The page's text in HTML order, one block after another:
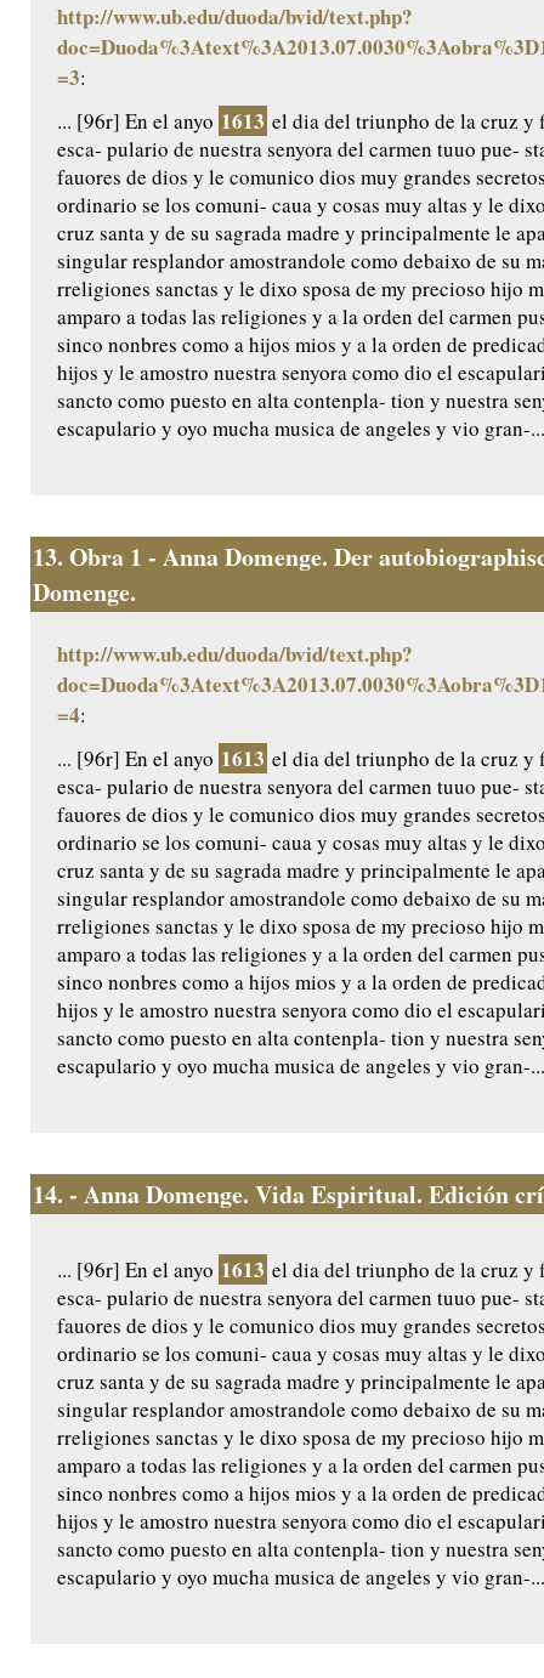
http://www.ub.edu/duoda/bvid/text.php?
=3:
... [96r] En el anyo 1613 el dia del triunpho de la cruz y
esca- pulario de nuestra senyora del carmen tuuo pue-
fauores de dios y le comunico dios muy grandes
ordinario se los comuni- caua y cosas muy altas y le
cruz santa y de su sagrada madre y principalmente le
singular resplandor amostrandole como debaixo de su
rreligiones sanctas y le dixo sposa de my precioso hijo
amparo a todas las religiones y a la orden del carmen
sinco nonbres como a hijos mios y a la orden de
hijos y le amostro nuestra senyora como dio el
sancto como puesto en alta contenpla- tion y nuestra
escapulario y oyo mucha musica de angeles y vio gran-...
13. Obra 1 - Anna Domenge. Der
Domenge.
http://www.ub.edu/duoda/bvid/text.php?
=4:
... [96r] En el anyo 1613 el dia del triunpho de la cruz y
esca- pulario de nuestra senyora del carmen tuuo pue-
fauores de dios y le comunico dios muy grandes
ordinario se los comuni- caua y cosas muy altas y le
cruz santa y de su sagrada madre y principalmente le
singular resplandor amostrandole como debaixo de su
rreligiones sanctas y le dixo sposa de my precioso hijo
amparo a todas las religiones y a la orden del carmen
sinco nonbres como a hijos mios y a la orden de
hijos y le amostro nuestra senyora como dio el
sancto como puesto en alta contenpla- tion y nuestra
escapulario y oyo mucha musica de angeles y vio gran-...
14. - Anna Domenge. Vida Espiritual. Edición
... [96r] En el anyo 1613 el dia del triunpho de la cruz y
esca- pulario de nuestra senyora del carmen tuuo pue-
fauores de dios y le comunico dios muy grandes
ordinario se los comuni- caua y cosas muy altas y le
cruz santa y de su sagrada madre y principalmente le
singular resplandor amostrandole como debaixo de su
rreligiones sanctas y le dixo sposa de my precioso hijo
amparo a todas las religiones y a la orden del carmen
sinco nonbres como a hijos mios y a la orden de
hijos y le amostro nuestra senyora como dio el
sancto como puesto en alta contenpla- tion y nuestra
escapulario y oyo mucha musica de angeles y vio gran-...